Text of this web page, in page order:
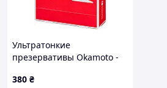
Ультратонкие
презервативы Okamoto -
до 12.2030
380 ₴